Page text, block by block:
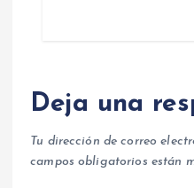
Deja una
Tu dirección de correo
campos obligatorios están